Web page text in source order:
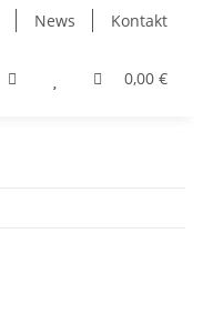
News Kontakt
0,00 €